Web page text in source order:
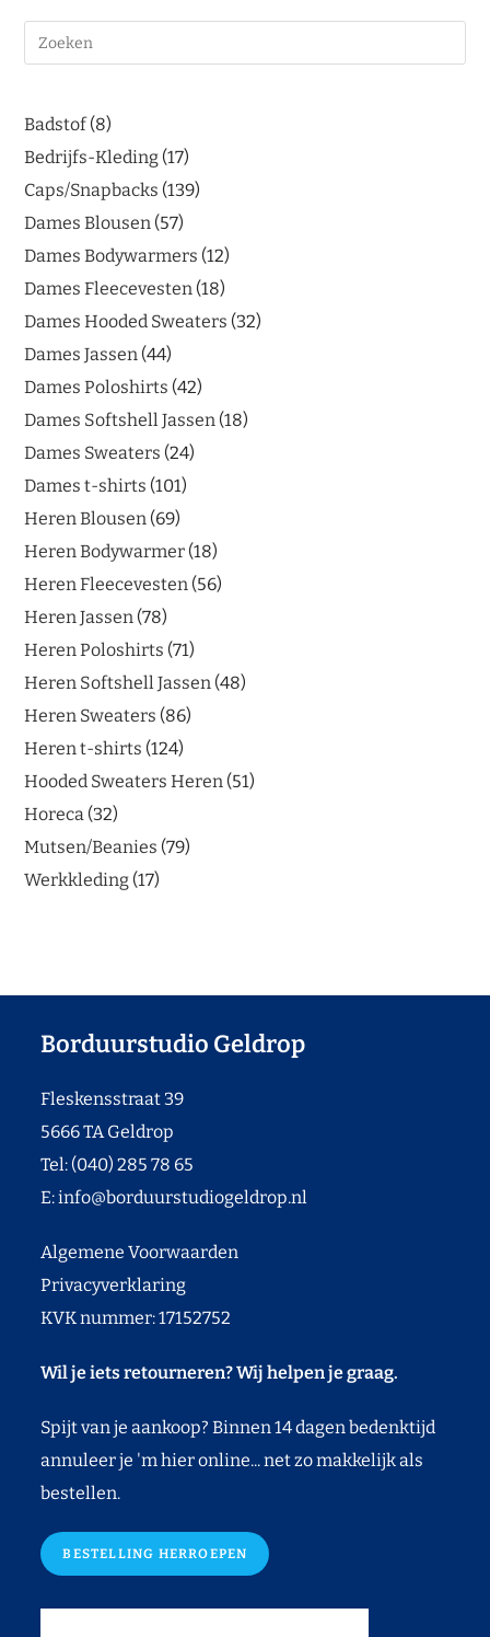
Badstof 8
Bedrijfs-Kleding 17
Caps/Snapbacks 139
Dames Blousen 57
Dames Bodywarmers 12
Dames Fleecevesten 18
Dames Hooded Sweaters 32
Dames Jassen 44
Dames Poloshirts 42
Dames Softshell Jassen 18
Dames Sweaters 24
Dames t-shirts 101
Heren Blousen 69
Heren Bodywarmer 18
Heren Fleecevesten 56
Heren Jassen 78
Heren Poloshirts 71
Heren Softshell Jassen 48
Heren Sweaters 86
Heren t-shirts 124
Hooded Sweaters Heren 51
Horeca 32
Mutsen/Beanies 79
Werkkleding 17
Borduurstudio Geldrop
Fleskensstraat 39
5666 TA Geldrop
Tel: (040) 285 78 65
E:info@borduurstudiogeldrop.nl
Algemene Voorwaarden
Privacyverklaring
KVK nummer: 17152752
Wil je iets retourneren? Wij helpen je graag.
Spijt van je aankoop? Binnen 14 dagen bedenktijd
annuleer je 'm hier online... net zo makkelijk als
bestellen.
BESTELLING HERROEPEN